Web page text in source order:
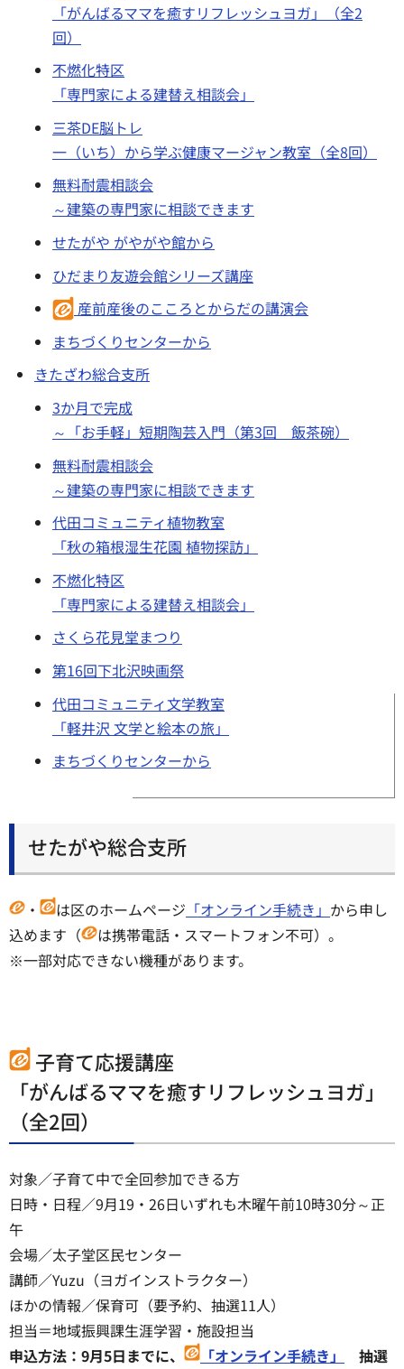
「がんばるママを癒すリフレッシュヨガ」（全2
回）
不燃化特区
「専門家による建替え相談会」
三茶DE脳トレ
一（いち）から学ぶ健康マージャン教室（全8回）
無料耐震相談会
～建築の専門家に相談できます
せたがや がやがや館から
ひだまり友遊会館シリーズ講座
産前産後のこころとからだの講演会
まちづくりセンターから
きたざわ総合支所
3か月で完成
～「お手軽」短期陶芸入門（第3回 飯茶碗）
無料耐震相談会
～建築の専門家に相談できます
代田コミュニティ植物教室
「秋の箱根湿生花園 植物探訪」
不燃化特区
「専門家による建替え相談会」
さくら花見堂まつり
第16回下北沢映画祭
代田コミュニティ文学教室
「軽井沢 文学と絵本の旅」
まちづくりセンターから
せたがや総合支所
・ は区のホームページ 「オンライン手続き」 から申し
込めます（
は携帯電話・スマートフォン不可）。
※一部対応できない機種があります。
子育て応援講座
「がんばるママを癒すリフレッシュヨガ」
（全2回）
対象／子育て中で全回参加できる方
日時・日程／9月19・26日いずれも木曜午前10時30分～正
午
会場／太子堂区民センター
講師／Yuzu（ヨガインストラクター）
ほかの情報／保育可（要予約、抽選11人）
担当＝地域振興課生涯学習・施設担当
申込方法：9月5日までに、
「オンライン手続き」
抽選